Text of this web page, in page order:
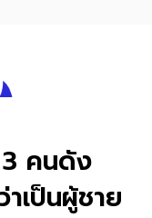
คนดัง
เป็นผู้ชาย